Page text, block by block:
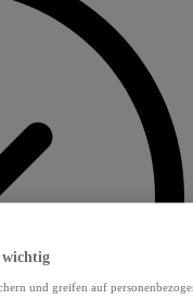
und greifen auf